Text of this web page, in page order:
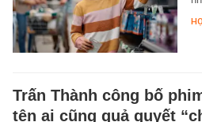
Trấn Thành công bố
tên ai cũng quả quyết